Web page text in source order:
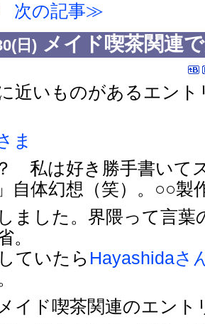
次の記事
日) メイド喫茶関連
近いものがあるエン
ま
私は好き勝手書いて
自体幻想（笑）。○○製
ました。界隈って言葉
。
ていたら Hayashidaさ
イド喫茶関連のエント